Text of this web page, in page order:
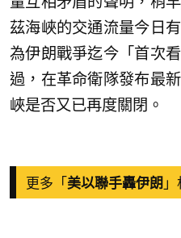
茲海峽的交通流量今日
為伊朗戰爭迄今「首次
過，在革命衛隊發布最
峽是否又已再度關閉。
更多「美以聯手轟伊朗